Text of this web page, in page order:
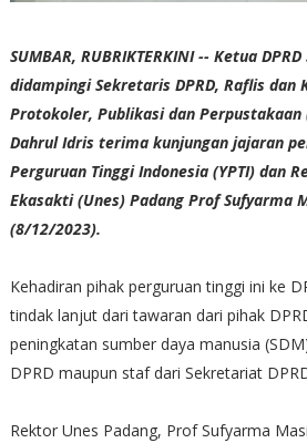
SUMBAR, RUBRIKTERKINI -- Ketua
didampingi Sekretaris DPRD, Raflis dan
Protokoler, Publikasi dan Perpustakaan
Dahrul Idris terima kunjungan jajaran
Perguruan Tinggi Indonesia (YPTI) dan
Ekasakti (Unes) Padang Prof Sufyarma
(8/12/2023).
Kehadiran pihak perguruan tinggi ini ke
tindak lanjut dari tawaran dari pihak
peningkatan sumber daya manusia
DPRD maupun staf dari Sekretariat
Rektor Unes Padang, Prof Sufyarma